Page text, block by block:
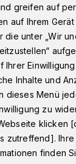
greifen auf
auf Ihrem
unter „Wir
Inhalte und
dieses Menü
zu
klicken
zutreffend].
finden